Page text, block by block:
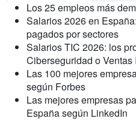
Los 25 empleos más
Salarios 2026 en
pagados por sectores
Salarios TIC 2026: los
Ciberseguridad o
Las 100 mejores
según Forbes
Las mejores empresas
España según LinkedIn